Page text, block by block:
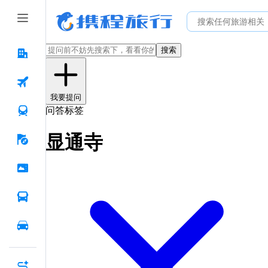
搜索
我要提问
问答标签
显通寺